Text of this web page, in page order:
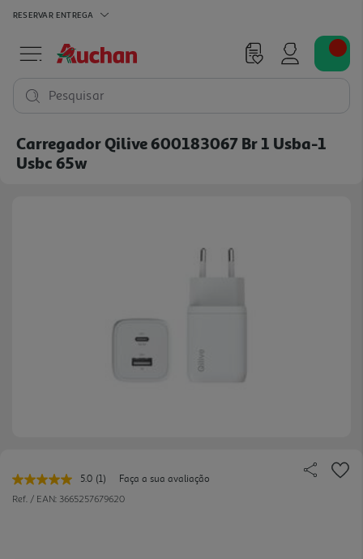
RESERVAR ENTREGA
Pesquisar
Carregador Qilive 600183067 Br 1 Usba-1
Usbc 65w
5.0 Leu
uma
(1)
Faça a sua avaliação
Ref. / EAN: 3665257679620